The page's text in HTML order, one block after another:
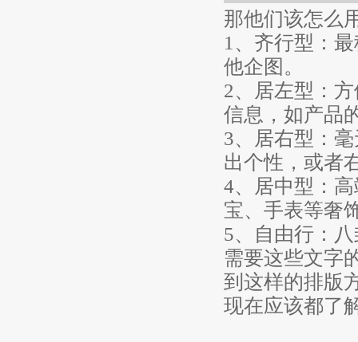
那他们该怎么
1、齐行型：
他企图。
2、居左型：
信息，如产品
3、居右型：
出个性，或者
4、居中型：
宝、手表等奢
5、自由行：
需要这些文字
到这样的排版
现在应该都了